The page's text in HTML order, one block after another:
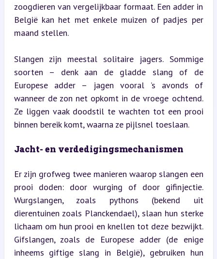
zoogdieren van vergelijkbaar formaat. Een adder in
België kan het met enkele muizen of padjes per
maand stellen.
Slangen zijn meestal solitaire jagers. Sommige
soorten – denk aan de gladde slang of de
Europese adder – jagen vooral ’s avonds of
wanneer de zon net opkomt in de vroege ochtend.
Ze liggen vaak doodstil te wachten tot een prooi
binnen bereik komt, waarna ze pijlsnel toeslaan.
Jacht- en verdedigingsmechanismen
Er zijn grofweg twee manieren waarop slangen een
prooi doden: door wurging of door gifinjectie.
Wurgslangen, zoals pythons (bekend uit
dierentuinen zoals Planckendael), slaan hun sterke
lichaam om hun prooi en knellen tot deze bezwijkt.
Gifslangen, zoals de Europese adder (de enige
inheems giftige slang in België), gebruiken hun